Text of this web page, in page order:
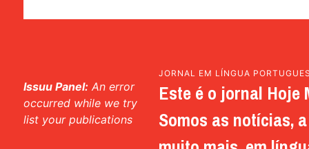
Issuu Panel: An error
occurred while we try
list your publications
JORNAL EM LÍNGUA
Este é o jornal Hoje
Somos as notícias,